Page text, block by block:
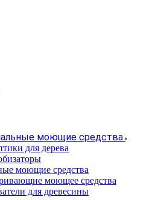
моющие средства
для дерева
моющие средства
моющее средства
для древесины